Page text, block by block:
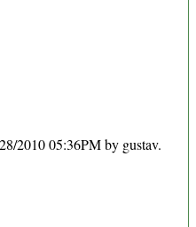
2010 05:36PM by gustav.